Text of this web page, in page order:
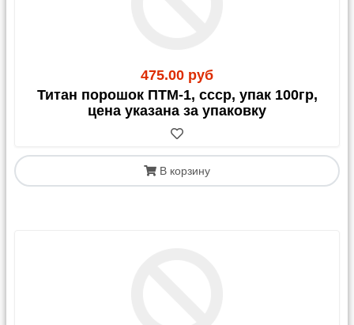
475.00 руб
Титан порошок ПТМ-1, ссср, упак 100гр,
цена указана за упаковку
В корзину